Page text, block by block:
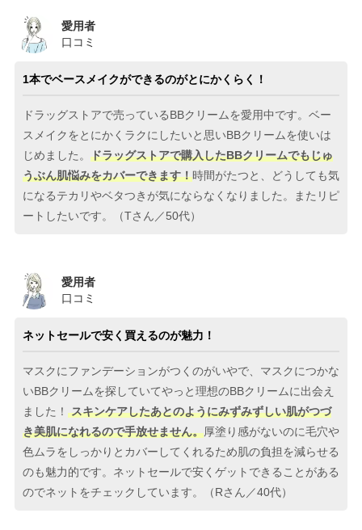
愛用者
口コミ
1本でベースメイクができるのがとにかくらく！
ドラッグストアで売っているBBクリームを愛用中です。ベー
スメイクをとにかくラクにしたいと思いBBクリームを使いは
じめました。 ドラッグストアで購入したBBクリームでもじゅ
うぶん肌悩みをカバーできます！時間がたつと、どうしても気
になるテカリやベタつきが気にならなくなりました。またリピ
ートしたいです。（Tさん／50代）
愛用者
口コミ
ネットセールで安く買えるのが魅力！
マスクにファンデーションがつくのがいやで、マスクにつかな
いBBクリームを探していてやっと理想のBBクリームに出会え
ました！ スキンケアしたあとのようにみずみずしい肌がつづ
き美肌になれるので手放せません。厚塗り感がないのに毛穴や
色ムラをしっかりとカバーしてくれるため肌の負担を減らせる
のも魅力的です。ネットセールで安くゲットできることがある
のでネットをチェックしています。（Rさん／40代）